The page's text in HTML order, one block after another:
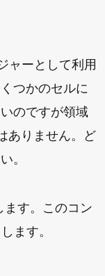
ャーとして利用
つかのセルに
のですが領域
ありません。ど
。
ます。このコン
ます。